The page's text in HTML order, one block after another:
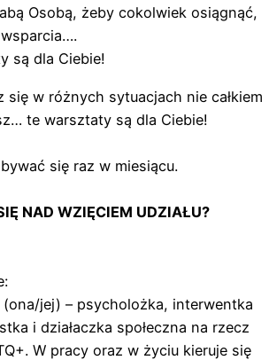
Osobą, żeby cokolwiek osiągnąć,
są dla Ciebie!
się w różnych sytuacjach nie całkiem
te warsztaty są dla Ciebie!
się raz w miesiącu.
NAD WZIĘCIEM UDZIAŁU?
(ona/jej) – psycholożka, interwentka
i działaczka społeczna na rzecz
W pracy oraz w życiu kieruje się